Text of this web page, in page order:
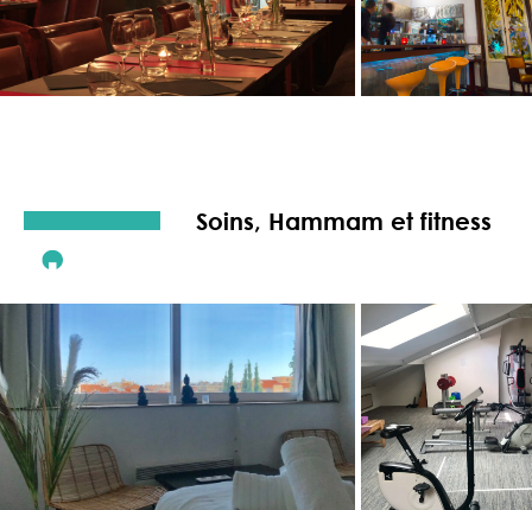
Soins, Hammam et fitness